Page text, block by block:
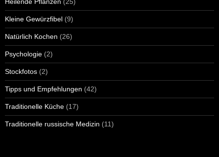
Kleine Gewürzfibel (9)
Natürlich Kochen (26)
Psychologie (2)
Stockfotos (2)
Tipps und Empfehlungen (42)
Traditionelle Küche (17)
Traditionelle russische Medizin (11)